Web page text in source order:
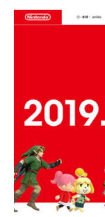
進化するPCとデ
AI活用のいまが分
企業ITのトレンド
経営リーダーのコ
マーケ×ITの今が